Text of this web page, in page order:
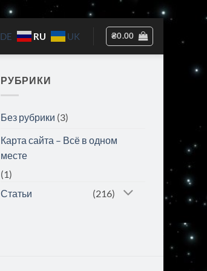
DE RU UK ₴0.00
РУБРИКИ
Без рубрики (3)
Карта сайта – Всё в одном
месте
(1)
Статьи
(216)